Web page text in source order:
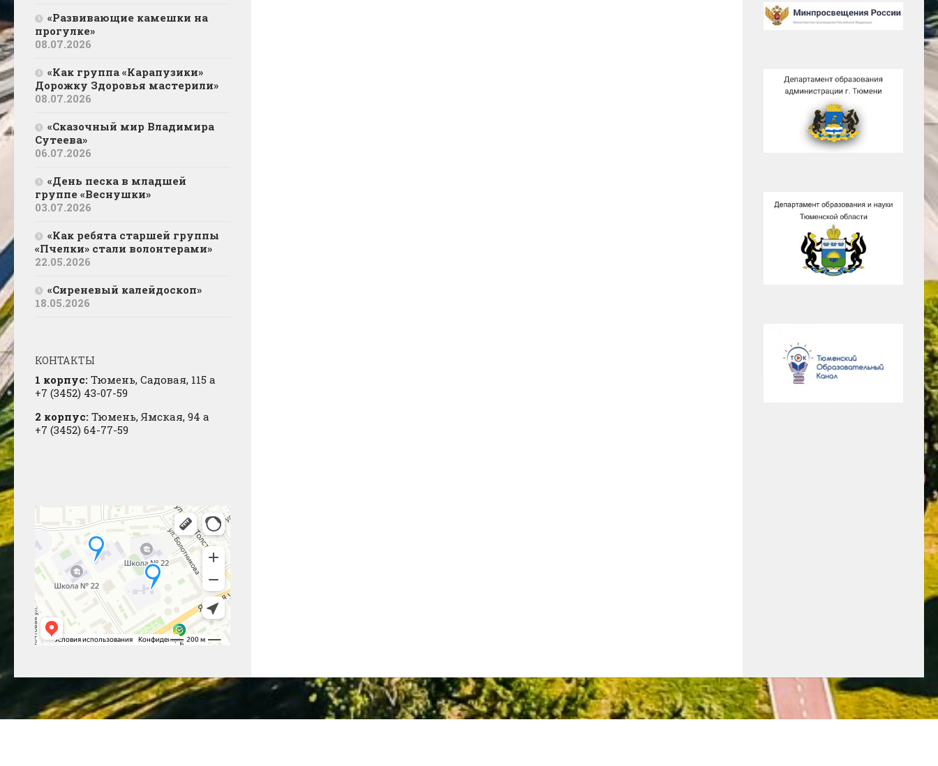
«Развивающие камешки на
прогулке»
08.07.2026
«Как группа «Карапузики»
Дорожку Здоровья мастерили»
08.07.2026
«Сказочный мир Владимира
Сутеева»
06.07.2026
«День песка в младшей
группе «Веснушки»
03.07.2026
«Как ребята старшей группы
«Пчелки» стали волонтерами»
22.05.2026
«Сиреневый калейдоскоп»
18.05.2026
КОНТАКТЫ
1 корпус: Тюмень, Садовая, 115 а
+7 (3452) 43-07-59
2 корпус: Тюмень, Ямская, 94 а
+7 (3452) 64-77-59